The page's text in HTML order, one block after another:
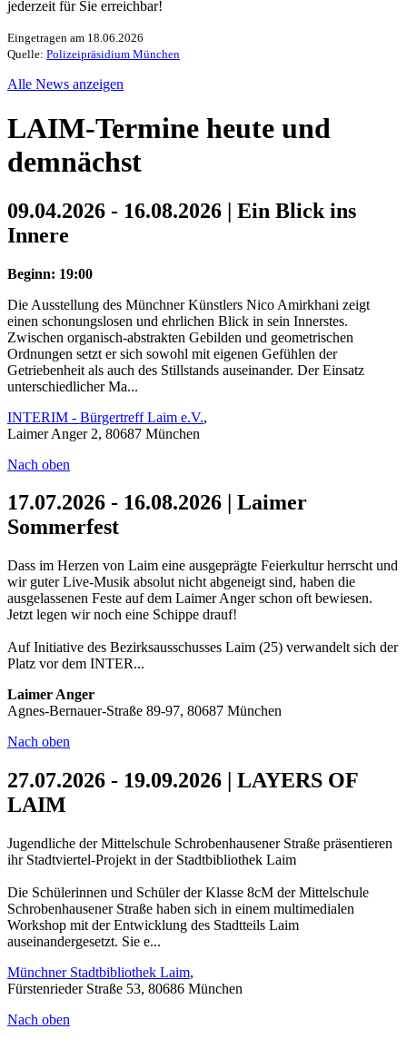
jederzeit für Sie erreichbar!
Eingetragen am 18.06.2026
Quelle: Polizeipräsidium München
Alle News anzeigen
LAIM-Termine heute und
demnächst
09.04.2026 - 16.08.2026 | Ein Blick ins
Innere
Beginn: 19:00
Die Ausstellung des Münchner Künstlers Nico Amirkhani zeigt
einen schonungslosen und ehrlichen Blick in sein Innerstes.
Zwischen organisch-abstrakten Gebilden und geometrischen
Ordnungen setzt er sich sowohl mit eigenen Gefühlen der
Getriebenheit als auch des Stillstands auseinander. Der Einsatz
unterschiedlicher Ma...
INTERIM - Bürgertreff Laim e.V.,
Laimer Anger 2, 80687 München
Nach oben
17.07.2026 - 16.08.2026 | Laimer
Sommerfest
Dass im Herzen von Laim eine ausgeprägte Feierkultur herrscht und
wir guter Live-Musik absolut nicht abgeneigt sind, haben die
ausgelassenen Feste auf dem Laimer Anger schon oft bewiesen.
Jetzt legen wir noch eine Schippe drauf!
Auf Initiative des Bezirksausschusses Laim (25) verwandelt sich der
Platz vor dem INTER...
Laimer Anger
Agnes-Bernauer-Straße 89-97, 80687 München
Nach oben
27.07.2026 - 19.09.2026 | LAYERS OF
LAIM
Jugendliche der Mittelschule Schrobenhausener Straße präsentieren
ihr Stadtviertel-Projekt in der Stadtbibliothek Laim
Die Schülerinnen und Schüler der Klasse 8cM der Mittelschule
Schrobenhausener Straße haben sich in einem multimedialen
Workshop mit der Entwicklung des Stadtteils Laim
auseinandergesetzt. Sie e...
Münchner Stadtbibliothek Laim,
Fürstenrieder Straße 53, 80686 München
Nach oben